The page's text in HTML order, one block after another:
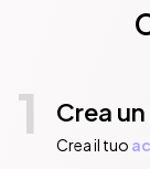
1 Crea
Crea il tuo